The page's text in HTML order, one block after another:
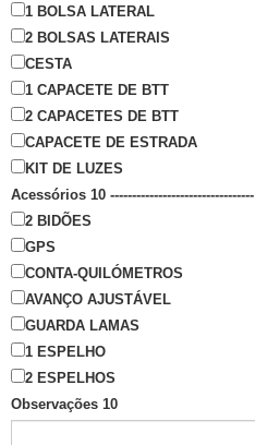
1 BOLSA LATERAL
2 BOLSAS LATERAIS
CESTA
1 CAPACETE DE BTT
2 CAPACETES DE BTT
CAPACETE DE ESTRADA
KIT DE LUZES
Acessórios 10 ---------------------------------
2 BIDÕES
GPS
CONTA-QUILÓMETROS
AVANÇO AJUSTÁVEL
GUARDA LAMAS
1 ESPELHO
2 ESPELHOS
Observações 10